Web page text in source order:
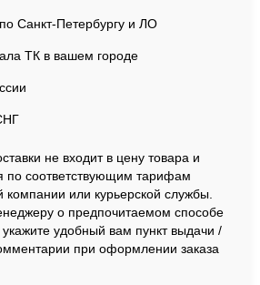
Санкт-Петербургу и ЛО
ТК в вашем городе
не входит в цену товара и
по соответствующим тарифам
компании или курьерской службы.
о предпочитаемом способе
укажите удобный вам пункт выдачи /
при оформлении заказа